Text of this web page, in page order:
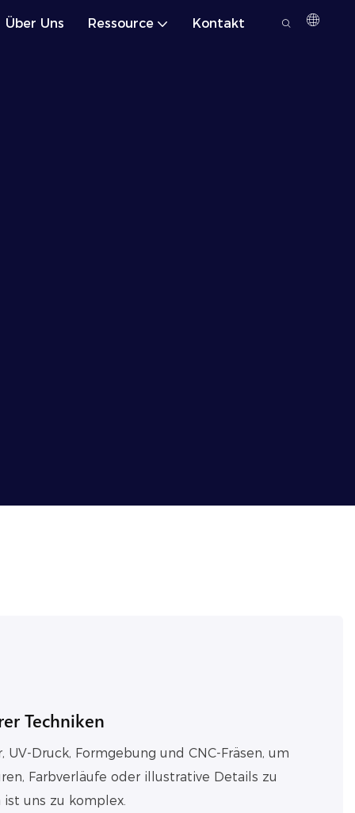
Über Uns Ressource Kontakt
Techniken
UV-Druck, Formgebung und CNC-Fräsen, um
Farbverläufe oder illustrative Details zu
ist uns zu komplex.